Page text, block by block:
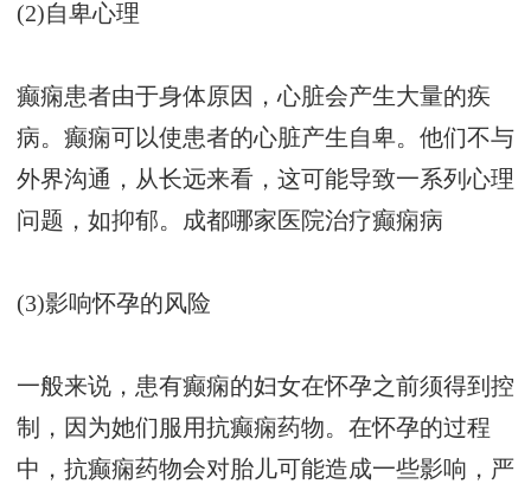
(2)自卑心理
癫痫患者由于身体原因，心脏会产生大量的疾
病。癫痫可以使患者的心脏产生自卑。他们不与
外界沟通，从长远来看，这可能导致一系列心理
问题，如抑郁。 成都哪家医院治疗癫痫病
(3)影响怀孕的风险
一般来说，患有癫痫的妇女在怀孕之前须得到控
制，因为她们服用抗癫痫药物。在怀孕的过程
中，抗癫痫药物会对胎儿可能造成一些影响，严